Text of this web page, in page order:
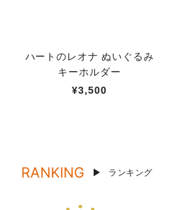
ハートのレオナ ぬいぐるみ
キーホルダー
¥3,500
RANKING ランキング